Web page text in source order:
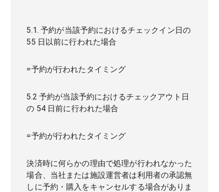
5.1. 予約が当該予約におけるチェックイン日の
55 日以前に行われた場合
=予約が行われたタイミング
5.2 予約が当該予約におけるチェックアウト日
の 54 日前に行われた場合
=予約が行われたタイミング
決済時に何らかの理由で処理が行われなかった
場合、当社または施設運営者は利用者の承認無
しに予約・購入をキャンセルする場合がありま